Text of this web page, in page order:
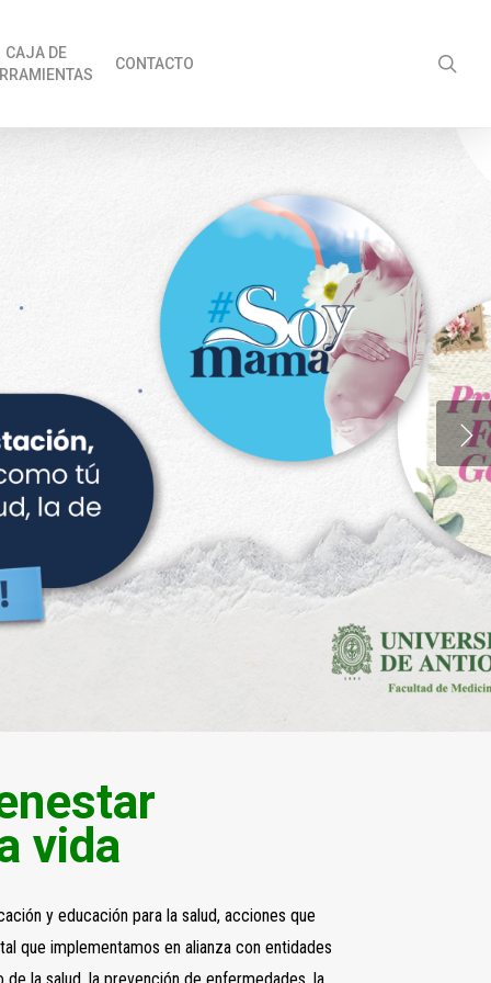
CAJA DE
CONTACTO
vida
y educación para la salud, acciones que
que implementamos en alianza con entidades